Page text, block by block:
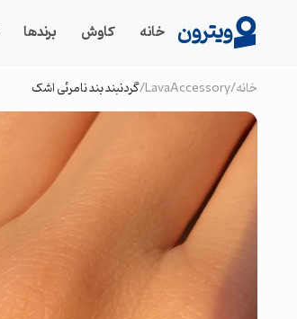
ویترون خانه کاوش برندها
خانه/
LavaAccessory
/گردنبند بند نامرئی اشک